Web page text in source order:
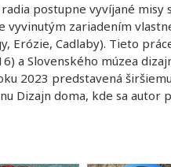
postupne vyvíjané misy
zariadením
Erózie, Cadlaby). Tieto
a Slovenského múzea
2023 predstavená
Dizajn doma, kde sa autor